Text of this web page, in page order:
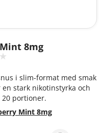
8mg
i slim-format med smak
stark nikotinstyrka och
portioner.
Mint 8mg